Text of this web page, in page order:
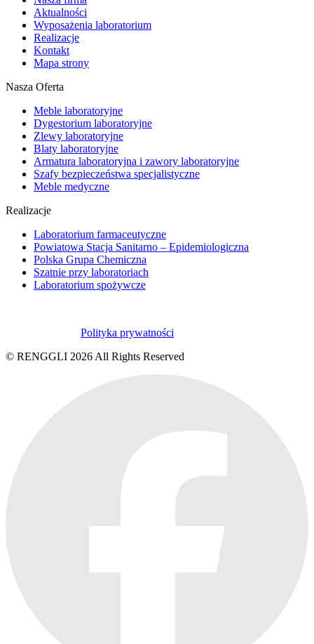
Aktualności
Wyposażenia laboratorium
Realizacje
Kontakt
Mapa strony
Nasza Oferta
Meble laboratoryjne
Dygestorium laboratoryjne
Zlewy laboratoryjne
Blaty laboratoryjne
Armatura laboratoryjna i zawory laboratoryjne
Szafy bezpieczeństwa specjalistyczne
Meble medyczne
Realizacje
Laboratorium farmaceutyczne
Powiatowa Stacja Sanitarno – Epidemiologiczna
Polska Grupa Chemiczna
Szatnie przy laboratoriach
Laboratorium spożywcze
Polityka prywatności
© RENGGLI 2026 All Rights Reserved